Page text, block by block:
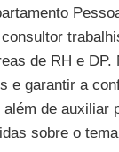
de RH e DP.
e garantir a
de auxiliar
sobre o